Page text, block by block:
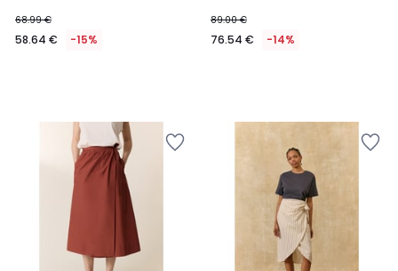
68.99 €
58.64 € -15%
89.00 €
76.54 € -14%